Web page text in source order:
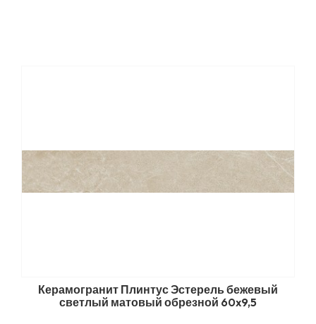
Керамогранит Плинтус Эстерель бежевый
светлый матовый обрезной 60x9,5